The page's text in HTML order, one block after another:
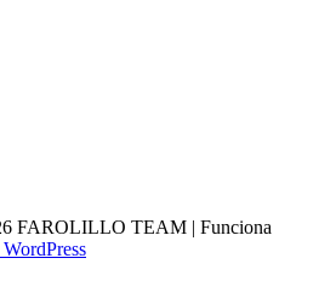
FAROLILLO TEAM | Funciona